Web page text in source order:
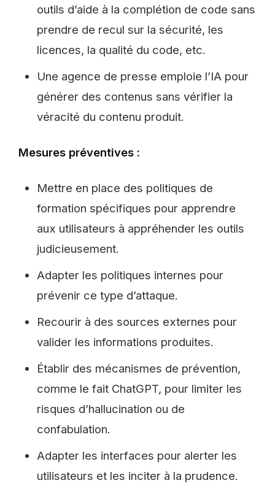
outils d’aide à la complétion de code sans
prendre de recul sur la sécurité, les
licences, la qualité du code, etc.
Une agence de presse emploie l’IA pour
générer des contenus sans vérifier la
véracité du contenu produit.
Mesures préventives :
Mettre en place des politiques de
formation spécifiques pour apprendre
aux utilisateurs à appréhender les outils
judicieusement.
Adapter les politiques internes pour
prévenir ce type d’attaque.
Recourir à des sources externes pour
valider les informations produites.
Établir des mécanismes de prévention,
comme le fait ChatGPT, pour limiter les
risques d’hallucination ou de
confabulation.
Adapter les interfaces pour alerter les
utilisateurs et les inciter à la prudence.